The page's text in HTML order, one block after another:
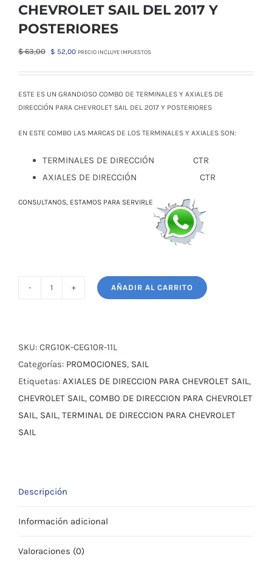
CHEVROLET SAIL DEL 2017 Y
POSTERIORES
$63,00
El
original
era:
$ 63,00.
$ 52,00El
actual
es:
$ 52,00.
PRECIO INCLUYE IMPUESTOS
ESTE ES UN GRANDIOSO COMBO DE TERMINALES Y AXIALES DE
DIRECCIÓN PARA CHEVROLET SAIL DEL 2017 Y POSTERIORES
EN ESTE COMBO LAS MARCAS DE LOS TERMINALES Y AXIALES SON:
TERMINALES DE DIRECCIÓN CTR
AXIALES DE DIRECCIÓN CTR
CONSULTANOS, ESTAMOS PARA SERVIRLE
Y
AXIALES
DE
DIRECCIÓN
PARA
Y
POSTERIORES
AÑADIR AL CARRITO
SKU: CRG10K-CEG10R-11L
Categorías: PROMOCIONES, SAIL
Etiquetas: AXIALES DE DIRECCION PARA CHEVROLET SAIL,
CHEVROLET SAIL, COMBO DE DIRECCION PARA CHEVROLET
SAIL, SAIL, TERMINAL DE DIRECCION PARA CHEVROLET
SAIL
Descripción
Información adicional
Valoraciones (0)